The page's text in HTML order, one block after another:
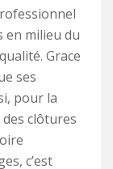
en milieu du
Grace
ses
pour la
clôtures
c’est